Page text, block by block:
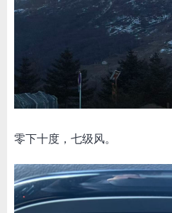
零下十度，七级风。